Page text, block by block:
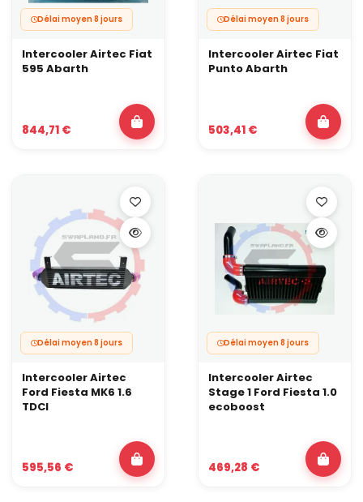
Délai moyen 8 jours
Intercooler Airtec Fiat
595 Abarth
844,71 €
Délai moyen 8 jours
Intercooler Airtec Fiat
Punto Abarth
503,41 €
Délai moyen 8 jours
Intercooler Airtec
Ford Fiesta MK6 1.6
TDCI
595,56 €
Délai moyen 8 jours
Intercooler Airtec
Stage 1 Ford Fiesta 1.0
ecoboost
469,28 €